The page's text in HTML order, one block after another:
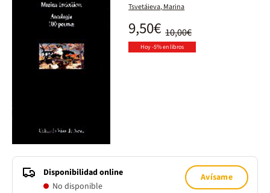
Tsvetáieva, Marina
10,00€
9,50€
Hoy -5% en libros
Disponibilidad online
No disponible
Avísame